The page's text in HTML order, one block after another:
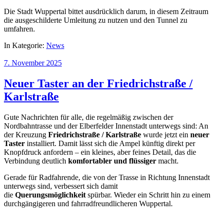
Die Stadt Wuppertal bittet ausdrücklich darum, in diesem Zeitraum
die ausgeschilderte Umleitung zu nutzen und den Tunnel zu
umfahren.
In Kategorie: News
7. November 2025
Neuer Taster an der Friedrichstraße /
Karlstraße
Gute Nachrichten für alle, die regelmäßig zwischen der
Nordbahntrasse und der Elberfelder Innenstadt unterwegs sind: An
der Kreuzung Friedrichstraße / Karlstraße wurde jetzt ein neuer
Taster installiert. Damit lässt sich die Ampel künftig direkt per
Knopfdruck anfordern – ein kleines, aber feines Detail, das die
Verbindung deutlich komfortabler und flüssiger macht.
Gerade für Radfahrende, die von der Trasse in Richtung Innenstadt
unterwegs sind, verbessert sich damit
die Querungsmöglichkeit spürbar. Wieder ein Schritt hin zu einem
durchgängigeren und fahrradfreundlicheren Wuppertal.